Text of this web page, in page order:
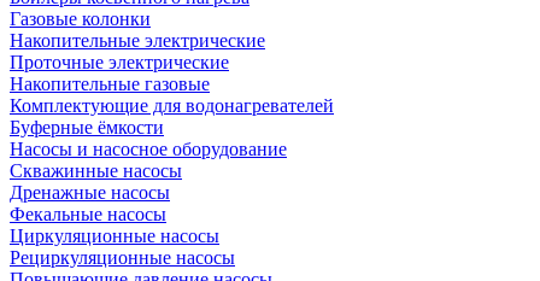
Газовые колонки
Накопительные электрические
Проточные электрические
Накопительные газовые
Комплектующие для водонагревателей
Буферные ёмкости
Насосы и насосное оборудование
Скважинные насосы
Дренажные насосы
Фекальные насосы
Циркуляционные насосы
Рециркуляционные насосы